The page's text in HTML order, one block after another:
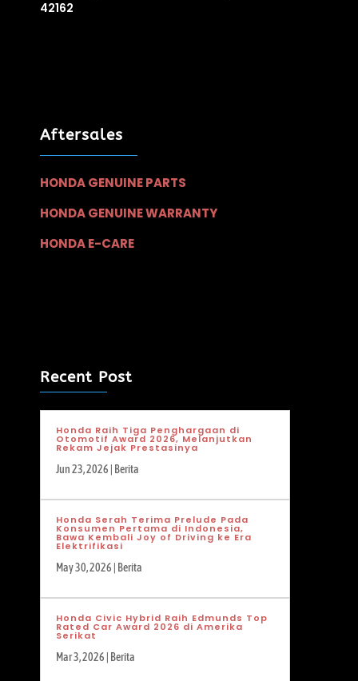
42162
Aftersales
HONDA GENUINE PARTS
HONDA GENUINE WARRANTY
HONDA E-CARE
Recent Post
Honda Raih Tiga Penghargaan di
Otomotif Award 2026, Melanjutkan
Rekam Jejak Prestasinya
Jun 23, 2026
Berita
Honda Serah Terima Prelude Pada
Konsumen Pertama di Indonesia,
Bawa Kembali Joy of Driving ke Era
Elektrifikasi
May 30, 2026
Berita
Honda Civic Hybrid Raih Edmunds Top
Rated Car Award 2026 di Amerika
Serikat
Mar 3, 2026
Berita